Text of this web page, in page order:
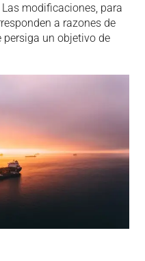
modificaciones, para
a razones de
persiga un objetivo de